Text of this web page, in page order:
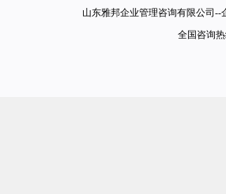
山东雅邦企业管理咨询有限公司
全国咨询